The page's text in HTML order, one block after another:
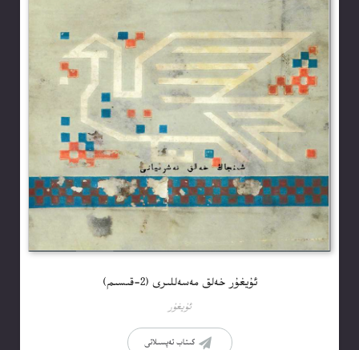
ئۇيغۇر خەلق مەسەللىرى (2-قىسىم)
ئۇيغۇر
كىتاب تەپسىلاتى